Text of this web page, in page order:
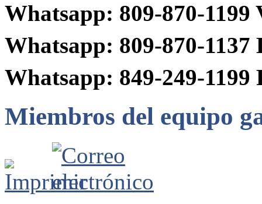
Whatsapp: 809-870-1199
Whatsapp: 809-870-
Whatsapp: 849-249-1199
Miembros del equipo